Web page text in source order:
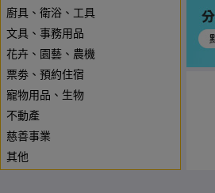
廚具、衛浴、工具
文具、事務用品
花卉、園藝、農機
票劵、預約住宿
寵物用品、生物
不動產
慈善事業
其他